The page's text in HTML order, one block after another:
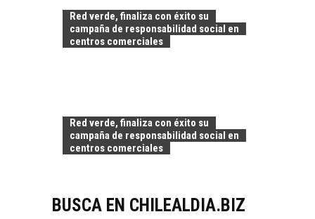
Red verde, finaliza con éxito su
campaña de responsabilidad social en
centros comerciales
Red verde, finaliza con éxito su
campaña de responsabilidad social en
centros comerciales
BUSCA EN CHILEALDIA.BIZ
trascienden el
crédito…
LOS SERVICIOS
DIGITALES
EXPORTADOS DESDE
CHILE
Chile:…
DESIERTO DE
ATACAMA:
OPORTUNIDADES
El Desierto de